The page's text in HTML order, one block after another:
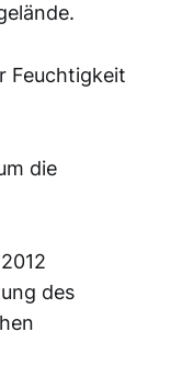
Feuchtigkeit
die
des